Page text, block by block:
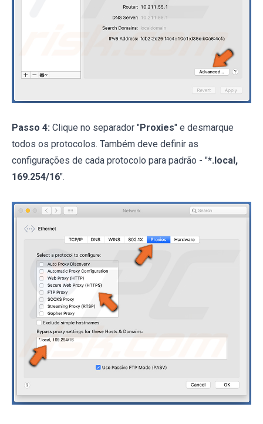
Passo 4: Clique no separador "Proxies" e desmarque
todos os protocolos. Também deve definir as
configurações de cada protocolo para padrão - "*.local,
169.254/16".